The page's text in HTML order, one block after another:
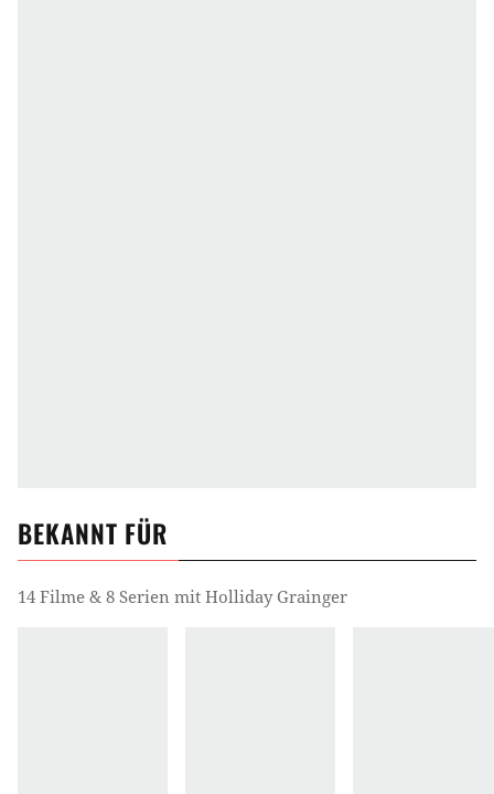
BEKANNT FÜR
14 Filme & 8 Serien mit Holliday Grainger